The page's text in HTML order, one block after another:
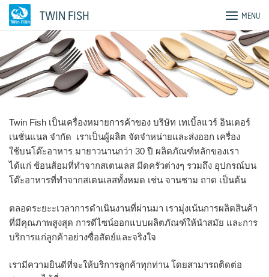
Skip
TWIN FISH MENU
Twin Fish เป็นเครื่องหมายการค้าของ บริษัท เทเบิ้ลแวร์ อินเตอร์
เนชั่นแนล จำกัด เราเป็นผู้ผลิต จัดจำหน่ายและส่งออก เครื่อง
ใช้บนโต๊ะอาหาร มายาวนานกว่า 30 ปี ผลิตภัณฑ์หลักของเรา
ได้แก่ ช้อนส้อมที่ทำจากสเตนเลส มีดครัวต่างๆ รวมถึง อุปกรณ์บน
โต๊ะอาหารที่ทำจากสเตนเลสทั้งหมด เช่น จานชาม ถาด เป็นต้น
ตลอดระยะะเวลาการดำเนินงานที่ผ่านมา เรามุ่งเน้นการผลิตสินค้า
ที่มีคุณภาพสูงสุด การดีไซน์ออกแบบผลิตภัณฑ์ให้นำสมัย และการ
บริการแก่ลูกค้าอย่างซื่อสัตย์และจริงใจ
เรามีความยินดีที่จะให้บริการลูกค้าทุกท่าน โดยสามารถติดต่อ